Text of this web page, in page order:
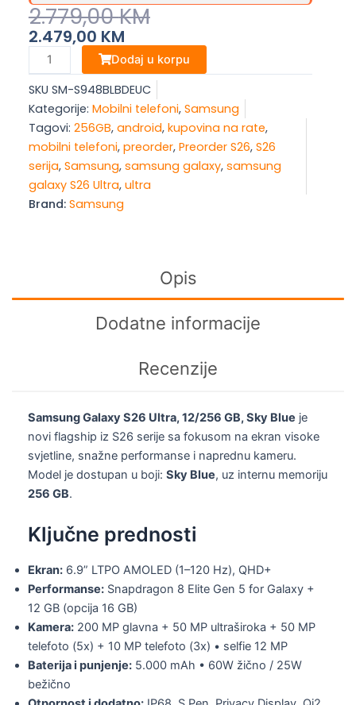
2.779,00KM
Original
Price
Was:
2.779,00 KM.
2.479,00 KM
Current
Price
Is:
2.479,00 KM.
Samsung
Galaxy
S26
Ultra,
12/256
GB,
Sky
Blue
količina
Dodaj u korpu
SKU SM-S948BLBDEUC
Kategorije: Mobilni telefoni, Samsung
Tagovi: 256GB, android, kupovina na rate,
mobilni telefoni, preorder, Preorder S26, S26
serija, Samsung, samsung galaxy, samsung
galaxy S26 Ultra, ultra
Brand: Samsung
Opis
Dodatne informacije
Recenzije
Samsung Galaxy S26 Ultra, 12/256 GB, Sky Blue je
novi flagship iz S26 serije sa fokusom na ekran visoke
svjetline, snažne performanse i naprednu kameru.
Model je dostupan u boji: Sky Blue, uz internu memoriju
256 GB.
Ključne prednosti
Ekran: 6.9” LTPO AMOLED (1–120 Hz), QHD+
Performanse: Snapdragon 8 Elite Gen 5 for Galaxy +
12 GB (opcija 16 GB)
Kamera: 200 MP glavna + 50 MP ultraširoka + 50 MP
telefoto (5x) + 10 MP telefoto (3x) • selfie 12 MP
Baterija i punjenje: 5.000 mAh • 60W žično / 25W
bežično